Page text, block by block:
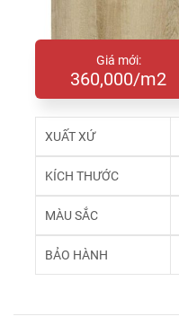
Giá mới:
360,000/m2
XUẤT XỨ
KÍCH THƯỚC
MÀU SẮC
BẢO HÀNH